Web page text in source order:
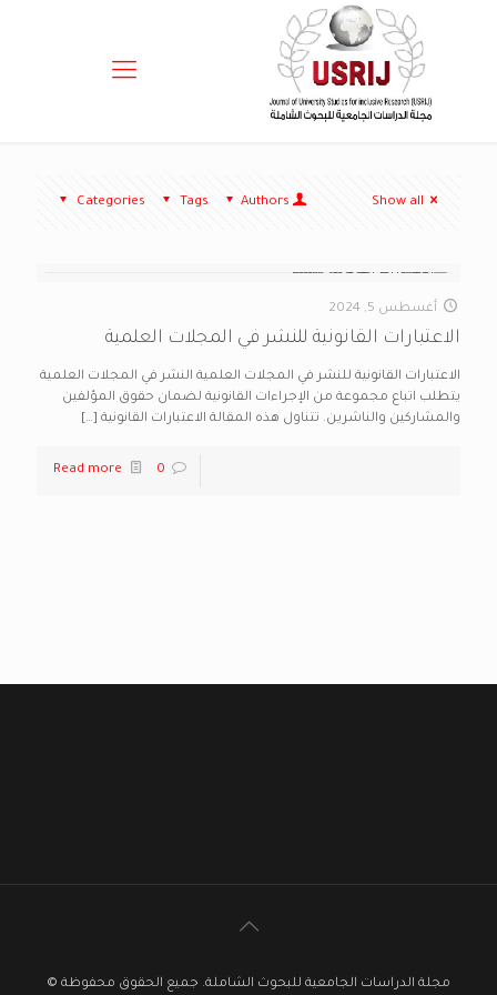
Categories Tags Authors Show all
أغسطس 5, 2024
الاعتبارات القانونية للنشر في المجلات العلمية
الاعتبارات القانونية للنشر في المجلات العلمية النشر في المجلات العلمية
يتطلب اتباع مجموعة من الإجراءات القانونية لضمان حقوق المؤلفين
والمشاركين والناشرين. تتناول هذه المقالة الاعتبارات القانونية […]
0
Read more
مجلة الدراسات الجامعية للبحوث الشاملة. جميع الحقوق محفوظة ©